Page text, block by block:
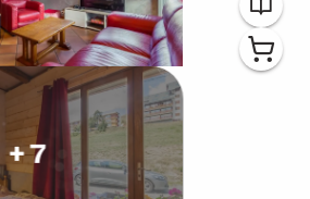
+ 7